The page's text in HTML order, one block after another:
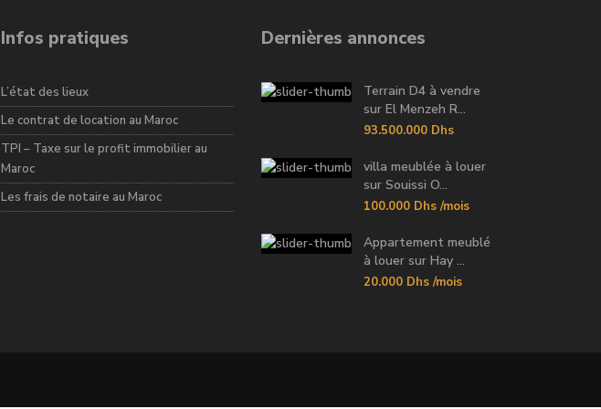
Infos pratiques
L’état des lieux
Le contrat de location au Maroc
TPI – Taxe sur le profit immobilier au
Maroc
Les frais de notaire au Maroc
Dernières annonces
Terrain D4 à vendre
sur El Menzeh R...
93.500.000 Dhs
villa meublée à louer
sur Souissi O...
100.000 Dhs /mois
Appartement meublé
à louer sur Hay ...
20.000 Dhs /mois